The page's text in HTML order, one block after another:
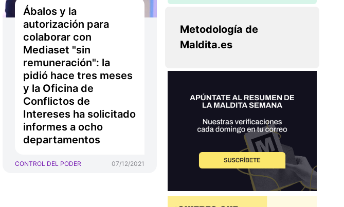
Ábalos y la
autorización para
colaborar con
Mediaset "sin
remuneración": la
pidió hace tres meses
y la Oficina de
Conflictos de
Intereses ha solicitado
informes a ocho
departamentos
CONTROL DEL PODER 07/12/2021
Metodología de
Maldita.es